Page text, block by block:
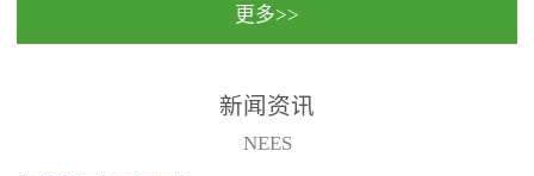
民法院室内除甲醛空气治
保施工日期：2020年1月珠
国家通过设在对外开放口
（及各出入境边防检查
更多>>
新闻资讯
NEES